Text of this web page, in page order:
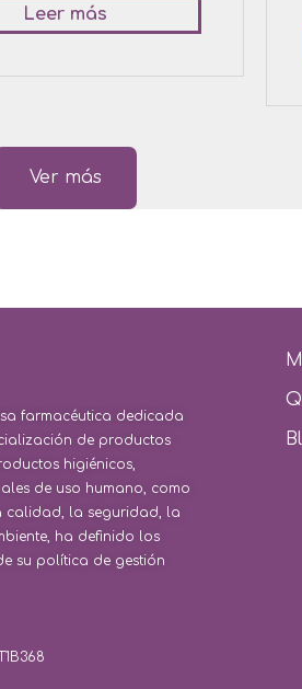
Leer más
Ver más
farmacéutica dedicada
de productos
higiénicos,
de uso humano, como
calidad, la seguridad, la
ha definido los
su política de gestión